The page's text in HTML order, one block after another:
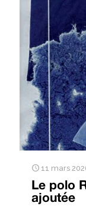
11 mars
Le polo
ajoutée